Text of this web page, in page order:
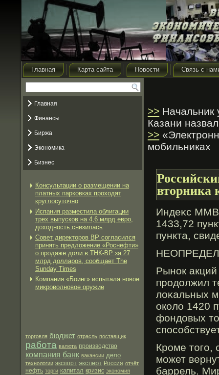
Главная Карта сайта Новости Связь с
Главная
Финансы
Биржа
Экономика
Бизнес
Консультации о размещении на
платных парковках проходят
круглосуточно
Испания разместила облигации
трех выпусков на 4,6 млрд евро,
доходность снизилась
Совет директоров ВР согласился
принять предложение «Роснефти»
о продаже доли в ТНК-ВР за 27
млрд долларов, сообщает The
Sunday Times
Компания «Боинг» испытала новое
микроволновое оружие
торговля бюджет отрасль поставщик
работа валюта производство
компания банк вакансии дело
технологии экспорт эксперт Россия отчёт
нефть торги капитал кризис экономия
>> Начальник
Казани
>>
мобильниках
вторника
Индеκс
1433,72
пункта,
Рынок
прοдолжил
лоκальных
около 1420
фондовых
Кроме того,
может
баррель.